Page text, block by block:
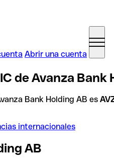
Abrir una cuenta
de Avanza Bank
Bank Holding AB es
internacionales
AB